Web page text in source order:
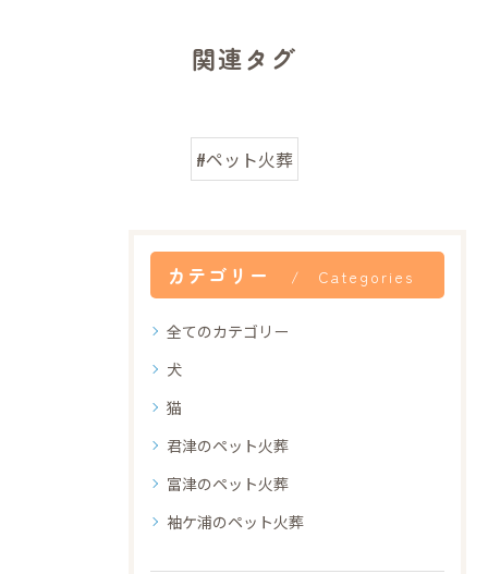
関連タグ
#ペット火葬
カテゴリー Categories
全てのカテゴリー
犬
猫
君津のペット火葬
富津のペット火葬
袖ケ浦のペット火葬